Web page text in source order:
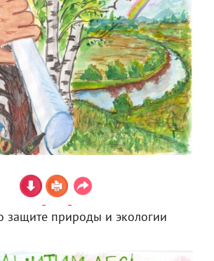
защите природы и экологии